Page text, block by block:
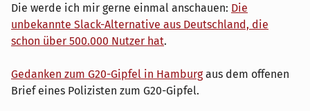
Die werde ich mir gerne einmal anschauen: Die
unbekannte Slack-Alternative aus Deutschland, die
schon über 500.000 Nutzer hat.
Gedanken zum G20-Gipfel in Hamburgaus dem offenen
Brief eines Polizisten zum G20-Gipfel.